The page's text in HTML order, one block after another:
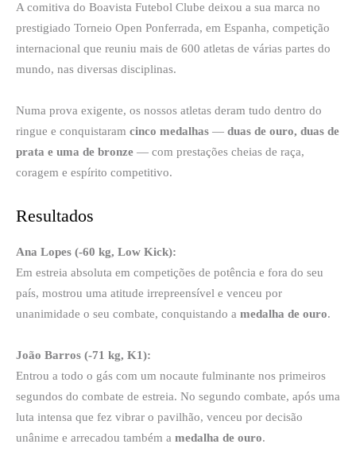
A comitiva do Boavista Futebol Clube deixou a sua marca no
prestigiado Torneio Open Ponferrada, em Espanha, competição
internacional que reuniu mais de 600 atletas de várias partes do
mundo, nas diversas disciplinas.
Numa prova exigente, os nossos atletas deram tudo dentro do
ringue e conquistaram cinco medalhas — duas de ouro, duas de
prata e uma de bronze — com prestações cheias de raça,
coragem e espírito competitivo.
Resultados
Ana Lopes (-60 kg, Low Kick):
Em estreia absoluta em competições de potência e fora do seu
país, mostrou uma atitude irrepreensível e venceu por
unanimidade o seu combate, conquistando a medalha de ouro.
João Barros (-71 kg, K1):
Entrou a todo o gás com um nocaute fulminante nos primeiros
segundos do combate de estreia. No segundo combate, após uma
luta intensa que fez vibrar o pavilhão, venceu por decisão
unânime e arrecadou também a medalha de ouro.